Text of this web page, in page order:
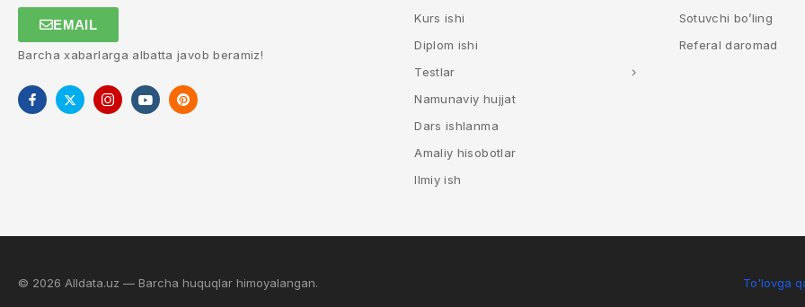
EMAIL
Barcha xabarlarga albatta javob beramiz!
Kurs ishi
Diplom ishi
Testlar
Namunaviy hujjat
Dars ishlanma
Amaliy hisobotlar
Ilmiy ish
Sotuvchi bo’ling
Referal daromad
© 2026 Alldata.uz — Barcha huquqlar himoyalangan. To'lovga